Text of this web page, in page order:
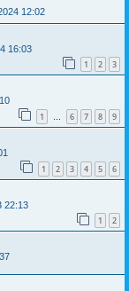
12:02
16:03
1 2 3
1 … 6 7 8 9
1 2 3 4 5 6
22:13
1 2